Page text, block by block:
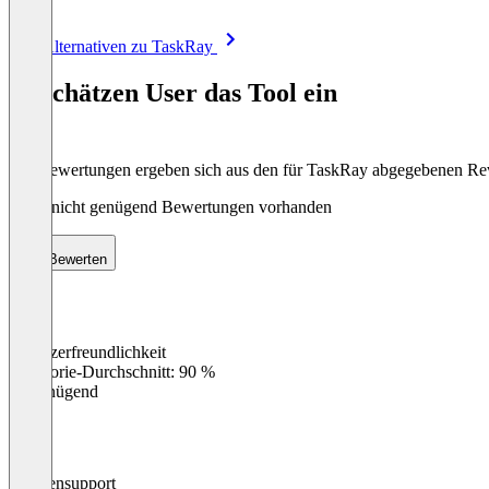
Alle Alternativen zu TaskRay
So schätzen User das Tool ein
Die Bewertungen ergeben sich aus den für TaskRay abgegebenen
Noch nicht genügend Bewertungen vorhanden
Bewerten
Benutzerfreundlichkeit
Kategorie-Durchschnitt: 90 %
Ungenügend
Kundensupport